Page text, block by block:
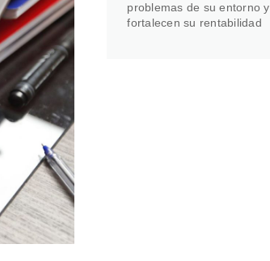
problemas de su entorno y
fortalecen su rentabilidad